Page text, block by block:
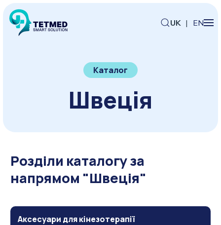
UK | EN
Каталог
Швеція
Розділи каталогу за
напрямом "Швеція"
Аксесуари для кінезотерапії